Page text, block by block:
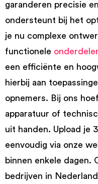
garanderen precisie
ondersteunt bij het
je nu complexe
functionele
een efficiënte en
hierbij aan
opnemers. Bij ons
apparatuur of
uit handen. Upload je
eenvoudig via onze
binnen enkele dagen.
bedrijven in